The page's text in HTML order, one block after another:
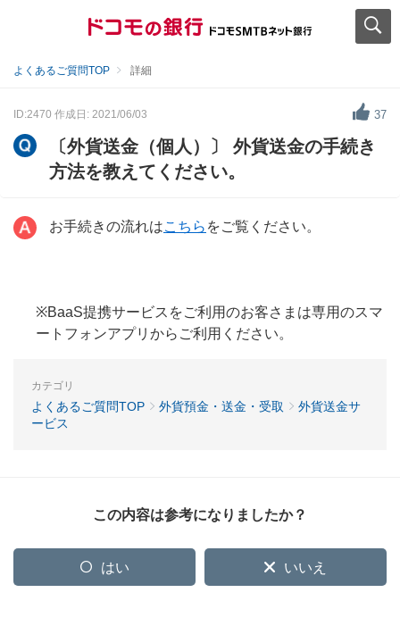
よくあるご質問TOP 詳細
ID:2470 作成日: 2021/06/03 37
〔外貨送金（個人）〕 外貨送金の手続き
方法を教えてください。
お手続きの流れはこちら をご覧ください。
※BaaS提携サービスをご利用のお客さまは専用のスマ
ートフォンアプリからご利用ください。
カテゴリ
よくあるご質問TOP 外貨預金・送金・受取
外貨送金サ
ービス
この内容は参考になりましたか？
はい いいえ